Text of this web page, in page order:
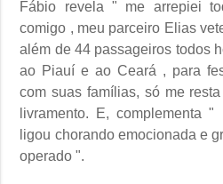
Fábio revela " me arrepiei
comigo , meu parceiro Elias
além de 44 passageiros todos
ao Piauí e ao Ceará , para
com suas famílias, só me
livramento. E, complementa
ligou chorando emocionada e
operado ".